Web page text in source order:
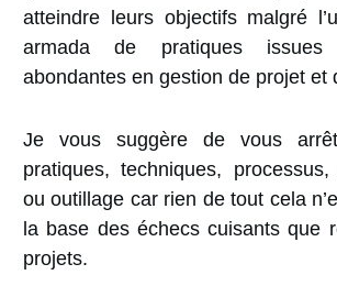
atteindre leurs objectifs malgré
armada de pratiques issues
abondantes en gestion de projet et
Je vous suggère de vous
pratiques, techniques, processus,
ou outillage car rien de tout cela
la base des échecs cuisants que
projets.